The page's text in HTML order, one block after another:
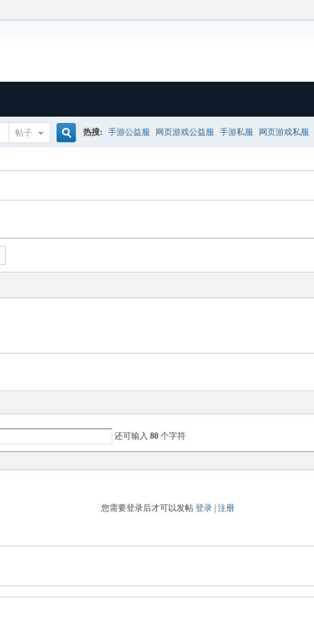
帖子 热搜: 手游公益服 网页游戏公益服 手游私服 网页游戏私服
还可输入 80 个字符
您需要登录后才可以发帖 登录| 注册